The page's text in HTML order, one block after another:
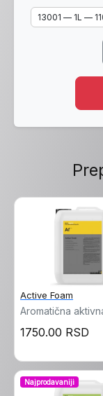
Active Foam
Aromatična
1750.00 RSD
Najprodavaniji